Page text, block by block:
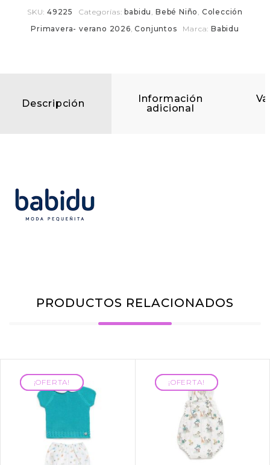
SKU:49225 Categorías:babidu Bebé Niño Colección
Primavera- verano 2026 ,Conjuntos Marca:Babidu
Descripción
Información
adicional
PRODUCTOS RELACIONADOS
¡OFERTA!
¡OFERTA! ¡OFERTA!
¡OFERTA!